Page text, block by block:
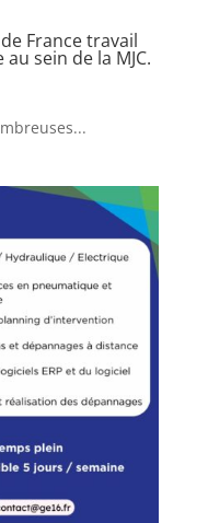
France travail
sein de la MJC.